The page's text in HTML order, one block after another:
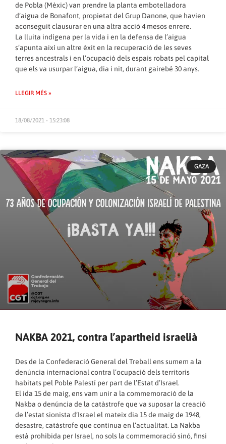
de Pobla (Mèxic) van prendre la planta embotelladora
d’aigua de Bonafont, propietat del Grup Danone, que havien
aconseguit clausurar en una altra acció 4 mesos enrere.
La lluita indígena per la vida i en la defensa de l’aigua
s’apunta així un altre èxit en la recuperació de les seves
terres ancestrals i en l’ocupació dels espais robats pel capital
que els va usurpar l’aigua, dia i nit, durant gairebé 30 anys.
LLEGIR MÉS »
18/08/2021 - 15:23:08
GAZA
NAKBA 2021, contra l’apartheid israelià
Des de la Confederació General del Treball ens sumem a la
denúncia internacional contra l’ocupació dels territoris
habitats pel Poble Palestí per part de l’Estat d’Israel.
El ida 15 de maig, ens vam unir a la commemoració de la
Nakba o denúncia de la catàstrofe que va suposar la creació
de l’estat sionista d’Israel el mateix dia 15 de maig de 1948,
desastre, catàstrofe que continua en l’actualitat. La Nakba
està prohibida per Israel, no sols la commemoració sinó, finsi